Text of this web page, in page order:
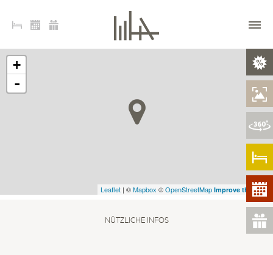
+
-
Leaflet | ©Mapbox ©OpenStreetMap Improve this map
NÜTZLICHE INFOS